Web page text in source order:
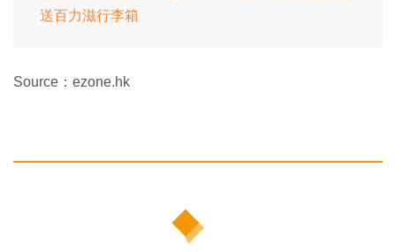
送百力滋行李箱
Source：ezone.hk